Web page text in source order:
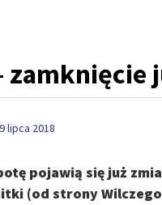
zamknięcie
lipca 2018
pojawią się już
(od strony